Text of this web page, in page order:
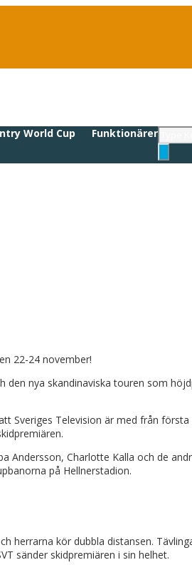
World Cup Funktionärer
22-24 november!
nya skandinaviska touren som
Sveriges Television är med från
Andersson, Charlotte Kalla och de
på Hellnerstadion.
kör dubbla distansen.
sänder skidpremiären i sin helhet.